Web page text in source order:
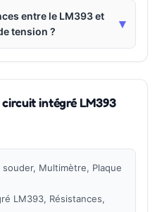
entre le LM393 et
tension ?
▾
intégré LM393
souder, Multimètre, Plaque
LM393, Résistances,